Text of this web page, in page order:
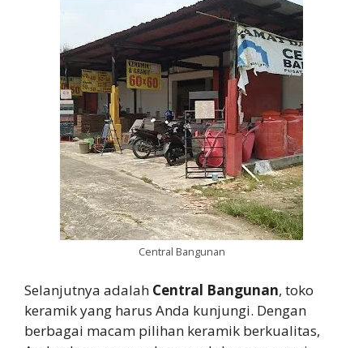
Central Bangunan
Selanjutnya adalah Central Bangunan, toko
keramik yang harus Anda kunjungi. Dengan
berbagai macam pilihan keramik berkualitas,